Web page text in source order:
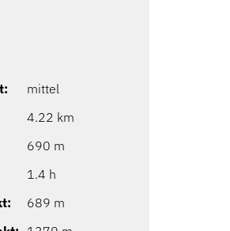
mittel
4.22 km
690 m
1.4 h
689 m